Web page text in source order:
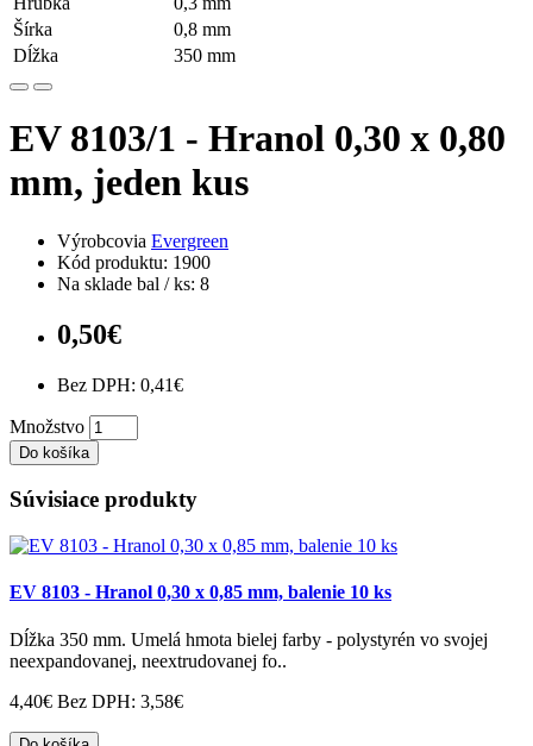
Šírka
0,8 mm
Dĺžka
350 mm
EV 8103/1 - Hranol 0,30 x 0,80
mm, jeden kus
Výrobcovia Evergreen
Kód produktu: 1900
Na sklade bal / ks: 8
0,50€
Bez DPH: 0,41€
Množstvo
Do košíka
Súvisiace produkty
EV 8103 - Hranol 0,30 x 0,85 mm, balenie 10 ks
Dĺžka 350 mm. Umelá hmota bielej farby - polystyrén vo svojej
neexpandovanej, neextrudovanej fo..
4,40€ Bez DPH: 3,58€